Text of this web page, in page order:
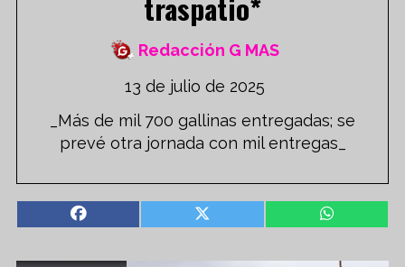
_Más de mil 700 gallinas entregadas; se
prevé otra jornada con mil entregas_
13 de julio de 2025
Redacción G MAS